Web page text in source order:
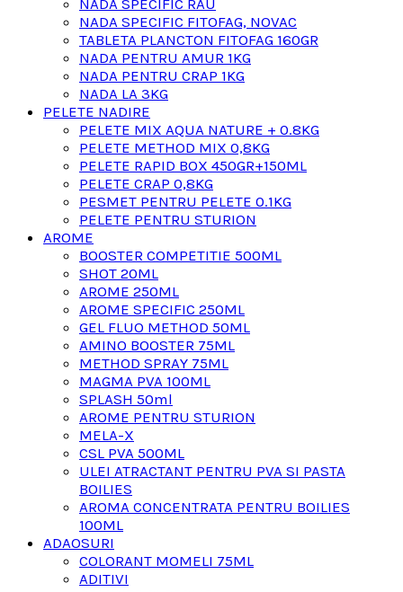
NADA SPECIFIC RAU
NADA SPECIFIC FITOFAG, NOVAC
TABLETA PLANCTON FITOFAG 160GR
NADA PENTRU AMUR 1KG
NADA PENTRU CRAP 1KG
NADA LA 3KG
PELETE NADIRE
PELETE MIX AQUA NATURE + 0.8KG
PELETE METHOD MIX 0,8KG
PELETE RAPID BOX 450GR+150ML
PELETE CRAP 0,8KG
PESMET PENTRU PELETE 0.1KG
PELETE PENTRU STURION
AROME
BOOSTER COMPETITIE 500ML
SHOT 20ML
AROME 250ML
AROME SPECIFIC 250ML
GEL FLUO METHOD 50ML
AMINO BOOSTER 75ML
METHOD SPRAY 75ML
MAGMA PVA 100ML
SPLASH 50ml
AROME PENTRU STURION
MELA-X
CSL PVA 500ML
ULEI ATRACTANT PENTRU PVA SI PASTA
BOILIES
AROMA CONCENTRATA PENTRU BOILIES
100ML
ADAOSURI
COLORANT MOMELI 75ML
ADITIVI